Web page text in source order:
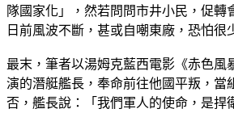
隊國家化」，然若問問市井小民，促轉
日前風波不斷，甚或自嘲東廠，恐怕很
最末，筆者以湯姆克藍西電影《赤色風
演的潛艇艦長，奉命前往他國平叛，當
否，艦長說：「我們軍人的使命，是捍